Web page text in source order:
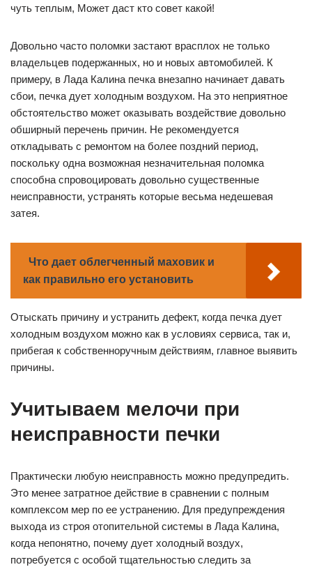
чуть теплым, Может даст кто совет какой!
Довольно часто поломки застают врасплох не только
владельцев подержанных, но и новых автомобилей. К
примеру, в Лада Калина печка внезапно начинает давать
сбои, печка дует холодным воздухом. На это неприятное
обстоятельство может оказывать воздействие довольно
обширный перечень причин. Не рекомендуется
откладывать с ремонтом на более поздний период,
поскольку одна возможная незначительная поломка
способна спровоцировать довольно существенные
неисправности, устранять которые весьма недешевая
затея.
Что дает облегченный маховик и
как правильно его установить
Отыскать причину и устранить дефект, когда печка дует
холодным воздухом можно как в условиях сервиса, так и,
прибегая к собственноручным действиям, главное выявить
причины.
Учитываем мелочи при
неисправности печки
Практически любую неисправность можно предупредить.
Это менее затратное действие в сравнении с полным
комплексом мер по ее устранению. Для предупреждения
выхода из строя отопительной системы в Лада Калина,
когда непонятно, почему дует холодный воздух,
потребуется с особой тщательностью следить за